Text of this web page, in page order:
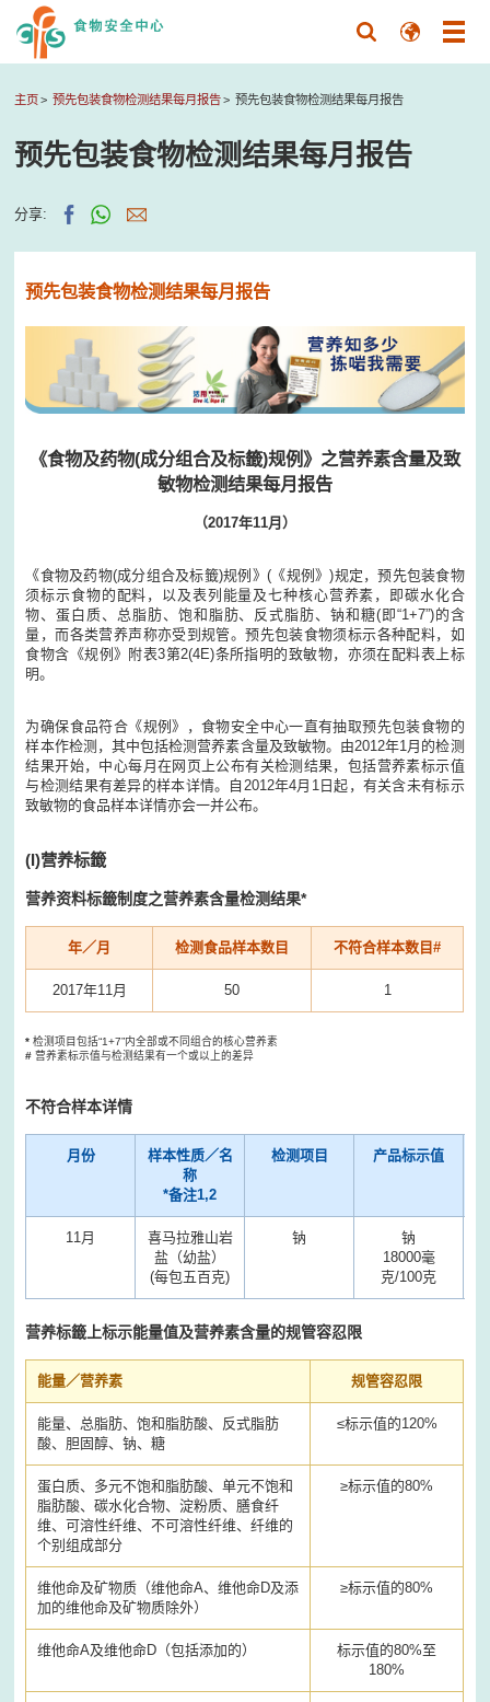
主页 预先包装食物检测结果每月报告 预先包装食物检测结果每月报告
预先包装食物检测结果每月报告
分享:
预先包装食物检测结果每月报告
《食物及药物(成分组合及标籤)规例》之营养素含量及致
敏物检测结果每月报告
（2017年11月）
《食物及药物(成分组合及标籤)规例》(《规例》)规定，预先包装食物
须标示食物的配料，以及表列能量及七种核心营养素，即碳水化合
物、蛋白质、总脂肪、饱和脂肪、反式脂肪、钠和糖(即“1+7”)的含
量，而各类营养声称亦受到规管。预先包装食物须标示各种配料，如
食物含《规例》附表3第2(4E)条所指明的致敏物，亦须在配料表上标
明。
为确保食品符合《规例》，食物安全中心一直有抽取预先包装食物的
样本作检测，其中包括检测营养素含量及致敏物。由2012年1月的检测
结果开始，中心每月在网页上公布有关检测结果，包括营养素标示值
与检测结果有差异的样本详情。自2012年4月1日起，有关含未有标示
致敏物的食品样本详情亦会一并公布。
(I)营养标籤
营养资料标籤制度之营养素含量检测结果*
年／月 检测食品样本数目 不符合样本数目#
2017年11月 50 1
* 检测项目包括“1+7”内全部或不同组合的核心营养素
# 营养素标示值与检测结果有一个或以上的差异
不符合样本详情
月份
样本性质／名
称
*备注1,2
检测项目 产品标示值
11月
喜马拉雅山岩
盐（幼盐）
(每包五百克)
钠
钠
18000毫
克/100克
营养标籤上标示能量值及营养素含量的规管容忍限
能量／营养素 规管容忍限
能量、总脂肪、饱和脂肪酸、反式脂肪
酸、胆固醇、钠、糖
≤标示值的120%
蛋白质、多元不饱和脂肪酸、单元不饱和
脂肪酸、碳水化合物、淀粉质、膳食纤
维、可溶性纤维、不可溶性纤维、纤维的
个别组成部分
≥标示值的80%
维他命及矿物质（维他命A、维他命D及添
加的维他命及矿物质除外）
≥标示值的80%
维他命A及维他命D（包括添加的）
标示值的80%至
180%